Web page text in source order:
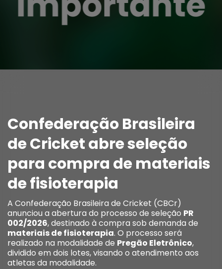
Confederação Brasileira
de Cricket abre seleção
para compra de materiais
de fisioterapia
A Confederação Brasileira de Cricket (CBCr)
anunciou a abertura do processo de seleção PR
002/2026, destinado à compra sob demanda de
materiais de fisioterapia. O processo será
realizado na modalidade de Pregão Eletrônico,
dividido em dois lotes, visando o atendimento aos
atletas da modalidade.